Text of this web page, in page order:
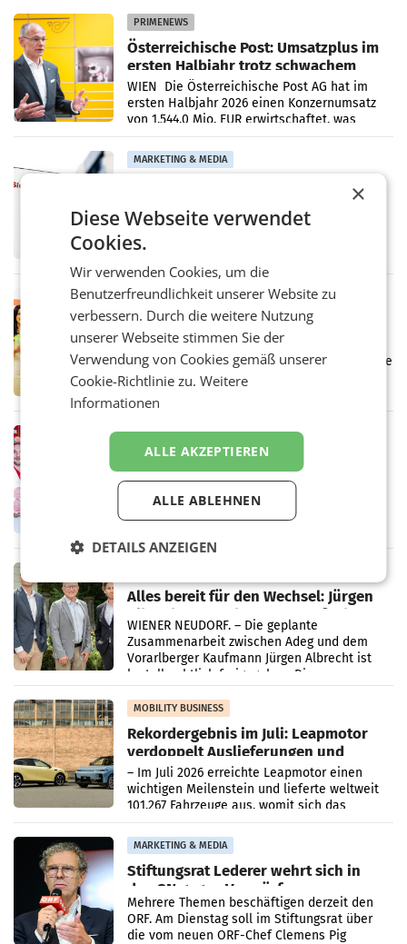
PRIMENEWS
Österreichische Post: Umsatzplus im
ersten Halbjahr trotz schwachem
Briefgeschäft
WIEN Die Österreichische Post AG hat im
ersten Halbjahr 2026 einen Konzernumsatz
von 1.544,0 Mio. EUR erwirtschaftet, was
einem Plus von 3,8 Prozent gegenüber dem
Vergleichszeitraum
MARKETING & MEDIA
UNTERFÖHRING/MAILAND/AMSTERDAM. Der
Frühjahr dank Kostensenkungen operativ
wieder Gewinn gemacht und die
Markterwartung deutlich übertroffen.
RETAIL
Eine Bühne für Zirkularität: ARA und
Müller informieren am POS über
Kreislauffähigkeit
Über den gesamten August hinweg rücken die
Altstoff Recycling Austria AG (ARA) und der
„Kreislauf-Helden“ in allen österreichischen
RETAIL
Penny modernisiert zwei Filialen in
Ober- und Niederösterreich
WIENER NEUDORF. – Im Rahmen einer
laufenden Modernisierungsoffensive
erneuert Penny zwei Filialen in Nieder- und
Oberösterreich. Die beiden Standorte liegen
in Haag sowie im rund
Alles bereit für den Wechsel: Jürgen
Albrecht setzt ab 1.1.2027 auf Adeg
WIENER NEUDORF. – Die geplante
Zusammenarbeit zwischen Adeg und dem
Vorarlberger Kaufmann Jürgen Albrecht ist
kartellrechtlich freigegeben: Die
Bundeswettbewerbsbehörde und der
Bundeskartellanwalt
MOBILITY BUSINESS
Rekordergebnis im Juli: Leapmotor
verdoppelt Auslieferungen und
überschreitet die 100.000er-Marke
– Im Juli 2026 erreichte Leapmotor einen
wichtigen Meilenstein und lieferte weltweit
101.267 Fahrzeuge aus, womit sich das
Ergebnis gegenüber Juli 2025 mehr als
verdoppelte (+102
MARKETING & MEDIA
Stiftungsrat Lederer wehrt sich in
den SN gegen Vorwürfe
Mehrere Themen beschäftigen derzeit den
ORF. Am Dienstag soll im Stiftungsrat über
die vom neuen ORF-Chef Clemens Pig
×
Diese Webseite verwendet
Cookies.
Wir verwenden Cookies, um die
Benutzerfreundlichkeit unserer Website zu
verbessern. Durch die weitere Nutzung
unserer Webseite stimmen Sie der
Verwendung von Cookies gemäß unserer
Cookie-Richtlinie zu.Weitere
Informationen
ALLE AKZEPTIEREN
ALLE ABLEHNEN
DETAILS ANZEIGEN